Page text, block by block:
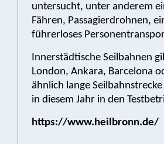
untersucht, unter anderem
Fähren, Passagierdrohnen,
führerloses
Innerstädtische Seilbahnen
London, Ankara, Barcelona
ähnlich lange
in diesem Jahr in den
https://www.heilbronn.de/